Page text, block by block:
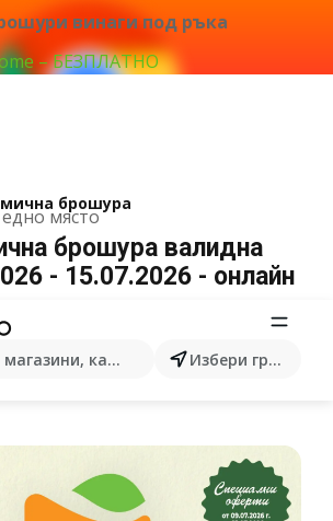
винаги под ръка
– БЕЗПЛАТНО
място
категории, продукти...Избери град
брошура
брошура валидна
- 15.07.2026 - онлайн